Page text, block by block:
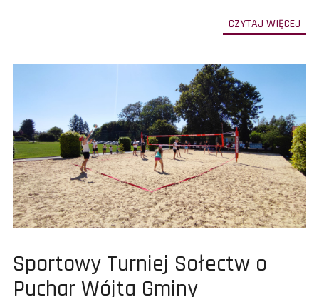
CZYTAJ WIĘCEJ
do
Pokaż
całą
Sportowy Turniej Sołectw o
Puchar Wójta Gminy